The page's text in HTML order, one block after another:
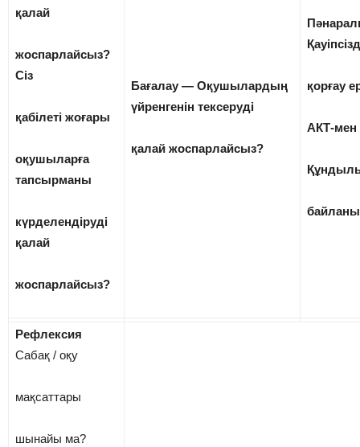
қалай
жоспарлайсыз?
Сіз
қабілеті жоғары
оқушыларға
тапсырманы
күрделендіруді
қалай
жоспарлайсыз?
Бағалау — Оқушылардың
үйренгенін тексеруді
қалай жоспарлайсыз?
қорғау
АКТ-мен
Рефлексия
Сабақ / оқу
мақсаттары
шынайы ма?